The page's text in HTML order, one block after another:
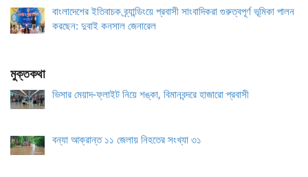
বাংলাদেশের ইতিবাচক ব্র্যান্ডিংয়ে প্রবাসী সাংবাদিকরা গুরুত্বপূর্ণ ভূমিকা পালন
করছেন: দুবাই কনসাল জেনারেল
মুক্তকথা
ভিসার মেয়াদ-ফ্লাইট নিয়ে শঙ্কা, বিমানবন্দরে হাজারো প্রবাসী
বন্যা আক্রান্ত ১১ জেলায় নিহতের সংখ্যা ৩১